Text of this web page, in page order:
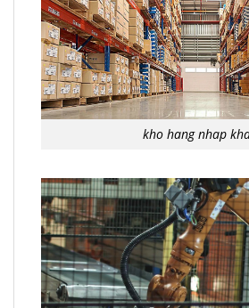
kho hang nhap